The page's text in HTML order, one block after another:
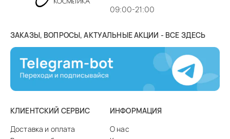
09:00-21:00
ЗАКАЗЫ, ВОПРОСЫ, АКТУАЛЬНЫЕ АКЦИИ - ВСЕ ЗДЕСЬ
КЛИЕНТСКИЙ СЕРВИС
Доставка и оплата
ИНФОРМАЦИЯ
О нас